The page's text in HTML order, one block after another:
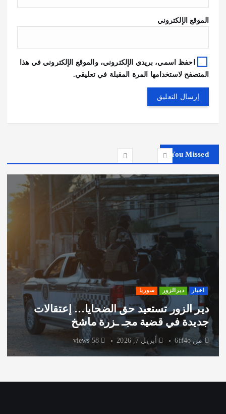
الموقع الإلكتروني
احفظ اسمي، بريدي الإلكتروني، والموقع الإلكتروني في هذا
المتصفح لاستخدامها المرة المقبلة في تعليقي.
You Missed
اخبار ديرالزور سوريا
دير الزور تستعيد حق الضحايا… إعتقالات
جديدة في قضية مجـ ـزرة ماشخ
من 6ff4o أبريل 7, 2026